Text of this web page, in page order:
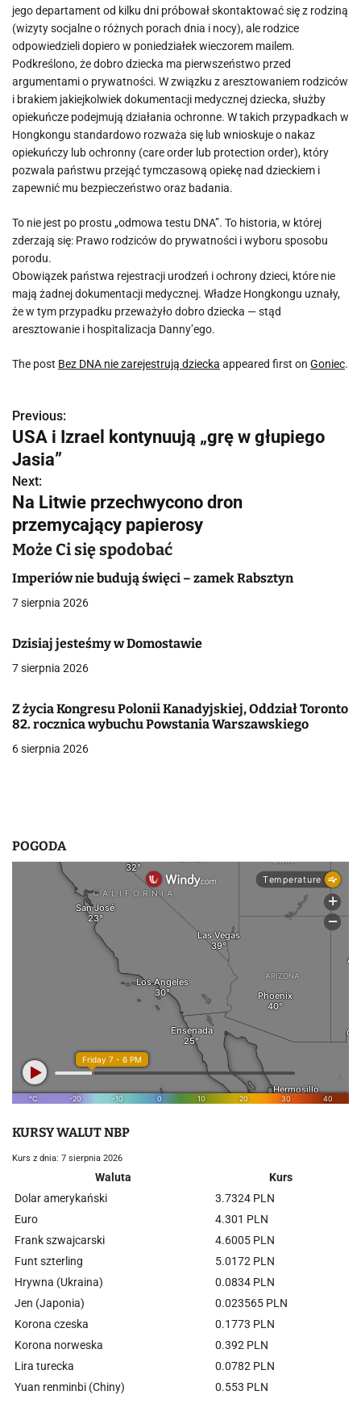
jego departament od kilku dni próbował skontaktować się z rodziną
(wizyty socjalne o różnych porach dnia i nocy), ale rodzice
odpowiedzieli dopiero w poniedziałek wieczorem mailem.
Podkreślono, że dobro dziecka ma pierwszeństwo przed
argumentami o prywatności. W związku z aresztowaniem rodziców
i brakiem jakiejkolwiek dokumentacji medycznej dziecka, służby
opiekuńcze podejmują działania ochronne. W takich przypadkach w
Hongkongu standardowo rozważa się lub wnioskuje o nakaz
opiekuńczy lub ochronny (care order lub protection order), który
pozwala państwu przejąć tymczasową opiekę nad dzieckiem i
zapewnić mu bezpieczeństwo oraz badania.
To nie jest po prostu „odmowa testu DNA”. To historia, w której
zderzają się: Prawo rodziców do prywatności i wyboru sposobu
porodu.
Obowiązek państwa rejestracji urodzeń i ochrony dzieci, które nie
mają żadnej dokumentacji medycznej. Władze Hongkongu uznały,
że w tym przypadku przeważyło dobro dziecka — stąd
aresztowanie i hospitalizacja Danny’ego.
The post Bez DNA nie zarejestrują dziecka appeared first on Goniec.
N
a
w
i
g
a
c
j
a
p
i
Previous:
USA i Izrael kontynuują „grę w głupiego
Jasia”
Next:
Na Litwie przechwycono dron
przemycający papierosy
Może Ci się spodobać
Imperiów nie budują święci – zamek Rabsztyn
7 sierpnia 2026
Dzisiaj jesteśmy w Domostawie
7 sierpnia 2026
Z życia Kongresu Polonii Kanadyjskiej, Oddział Toronto
82. rocznica wybuchu Powstania Warszawskiego
6 sierpnia 2026
POGODA
KURSY WALUT NBP
Kurs z dnia: 7 sierpnia 2026
Waluta
Kurs
Dolar amerykański
3.7324 PLN
Euro
4.301 PLN
Frank szwajcarski
4.6005 PLN
Funt szterling
5.0172 PLN
Hrywna (Ukraina)
0.0834 PLN
Jen (Japonia)
0.023565 PLN
Korona czeska
0.1773 PLN
Korona norweska
0.392 PLN
Lira turecka
0.0782 PLN
Yuan renminbi (Chiny)
0.553 PLN